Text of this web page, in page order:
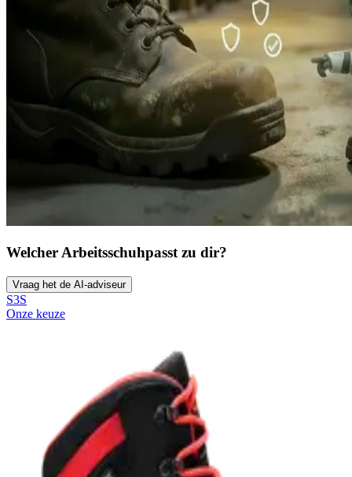
Welcher Arbeitsschuhpasst zu dir?
Vraag het de AI-adviseur
S3S
Onze keuze